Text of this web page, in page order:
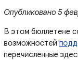
Опубликовано 5
В этом бюллетене
возможностей
перечисленные